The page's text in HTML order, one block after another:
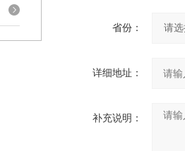
省份：
详细地址：
补充说明：